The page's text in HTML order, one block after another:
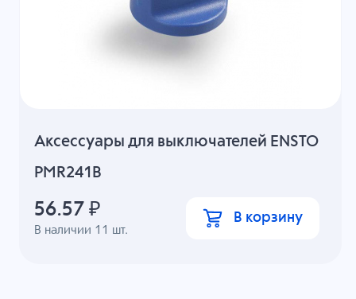
Аксессуары для выключателей ENSTO
PMR241B
В наличии 11 шт.
56.57 ₽ В корзину